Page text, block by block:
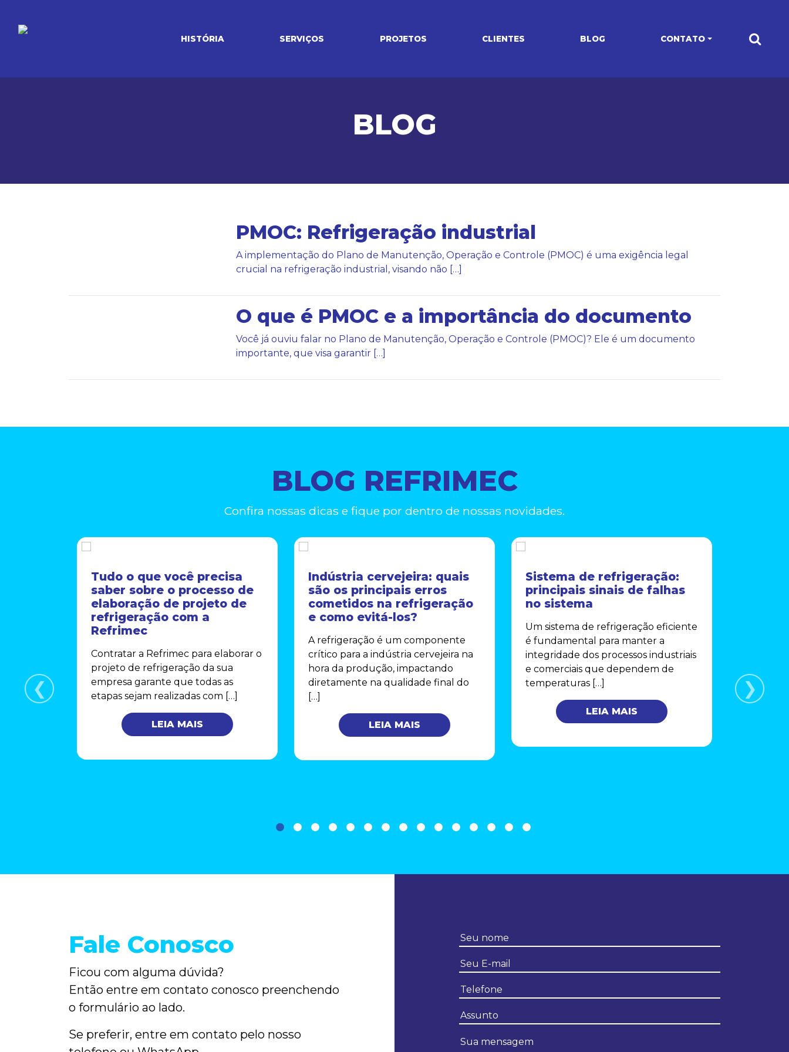
HISTÓRIA SERVIÇOS PROJETOS CLIENTES BLOG CONTATO
BLOG
PMOC: Refrigeração industrial
A implementação do Plano de Manutenção, Operação e Controle (PMOC) é uma exigência legal
crucial na refrigeração industrial, visando não […]
O que é PMOC e a importância do documento
Você já ouviu falar no Plano de Manutenção, Operação e Controle (PMOC)? Ele é um documento
importante, que visa garantir […]
BLOG REFRIMEC
Confira nossas dicas e fique por dentro de nossas novidades.
❮
do
para a
Tudo o que você precisa
saber sobre o processo de
elaboração de projeto de
refrigeração com a
Refrimec
Contratar a Refrimec para elaborar o
projeto de refrigeração da sua
empresa garante que todas as
etapas sejam realizadas com […]
LEIA MAIS
Indústria cervejeira: quais
são os principais erros
cometidos na refrigeração
e como evitá-los?
A refrigeração é um componente
crítico para a indústria cervejeira na
hora da produção, impactando
diretamente na qualidade final do
[…]
LEIA MAIS
Sistema de refrigeração:
principais sinais de falhas
no sistema
Um sistema de refrigeração eficiente
é fundamental para manter a
integridade dos processos industriais
e comerciais que dependem de
temperaturas […]
LEIA MAIS
remover
❯
Fale Conosco
Ficou com alguma dúvida?
Então entre em contato conosco preenchendo
o formulário ao lado.
Se preferir, entre em contato pelo nosso